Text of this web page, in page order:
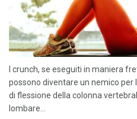
I crunch, se eseguiti in maniera
possono diventare un nemico
di flessione della colonna
lombare...